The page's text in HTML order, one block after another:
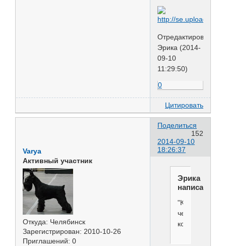
Отредактировано
Эрика (2014-
09-10
11:29:50)
0
Цитировать
Поделиться
152
2014-09-10
18:26:37
Varya
Активный участник
Откуда: Челябинск
Зарегистрирован: 2010-10-26
Приглашений: 0
Эрика
написал(а):
"Купание
черного
коня"